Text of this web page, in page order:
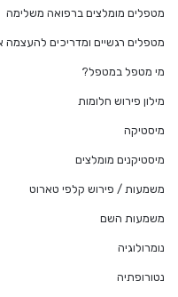
מטפלים מומלצים ברפואה משלימה
מטפלים רגשיים ומדריכים להעצמה
מי מטפל במטפל?
מילון פירוש חלומות
מיסטיקה
מיסטיקנים מומלצים
משמעות / פירוש קלפי טארוט
משמעות השם
נומרולוגיה
נטורופתיה